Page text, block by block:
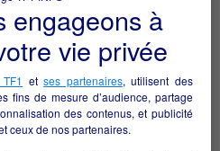
engageons à
vie privée
etses partenaires, utilisent des
fins de mesure d’audience, partage
des contenus, et publicité
ceux de nos partenaires.